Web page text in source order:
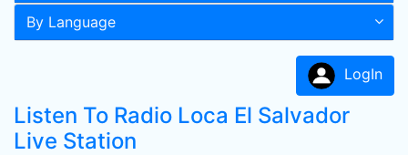
By Language
LogIn
Listen To Radio Loca El Salvador
Live Station